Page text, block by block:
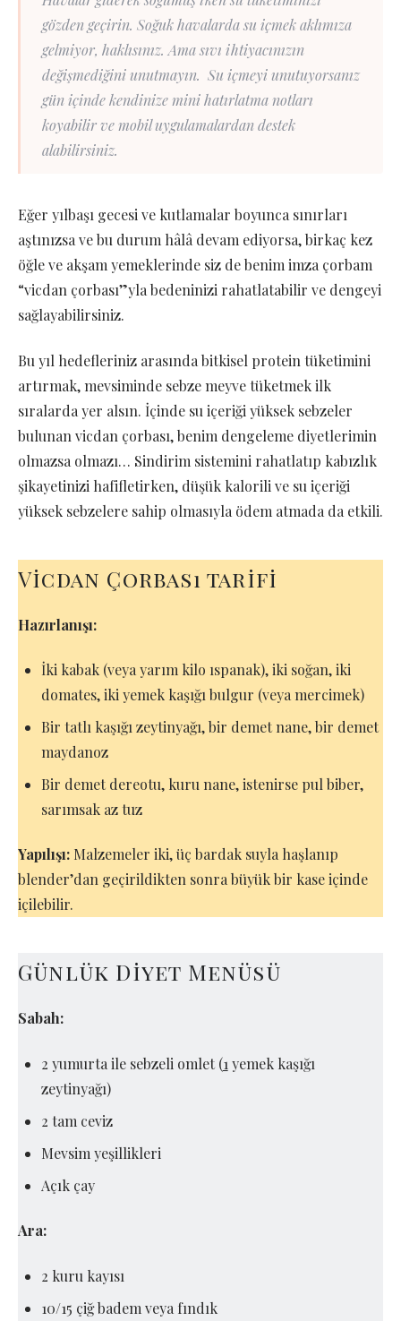
gözden geçirin. Soğuk havalarda su içmek aklımıza
gelmiyor, haklısınız. Ama sıvı ihtiyacınızın
değişmediğini unutmayın. Su içmeyi unutuyorsanız
gün içinde kendinize mini hatırlatma notları
koyabilir ve mobil uygulamalardan destek
alabilirsiniz.
Eğer yılbaşı gecesi ve kutlamalar boyunca sınırları
aştınızsa ve bu durum hâlâ devam ediyorsa, birkaç kez
öğle ve akşam yemeklerinde siz de benim imza çorbam
“vicdan çorbası”yla bedeninizi rahatlatabilir ve dengeyi
sağlayabilirsiniz.
Bu yıl hedefleriniz arasında bitkisel protein tüketimini
artırmak, mevsiminde sebze meyve tüketmek ilk
sıralarda yer alsın. İçinde su içeriği yüksek sebzeler
bulunan vicdan çorbası, benim dengeleme diyetlerimin
olmazsa olmazı… Sindirim sistemini rahatlatıp kabızlık
şikayetinizi hafifletirken, düşük kalorili ve su içeriği
yüksek sebzelere sahip olmasıyla ödem atmada da etkili.
Vicdan Çorbası tarifi
Hazırlanışı:
İki kabak (veya yarım kilo ıspanak), iki soğan, iki
domates, iki yemek kaşığı bulgur (veya mercimek)
Bir tatlı kaşığı zeytinyağı, bir demet nane, bir demet
maydanoz
Bir demet dereotu, kuru nane, istenirse pul biber,
sarımsak az tuz
Yapılışı: Malzemeler iki, üç bardak suyla haşlanıp
blender’dan geçirildikten sonra büyük bir kase içinde
içilebilir.
Günlük Diyet Menüsü
Sabah:
2 yumurta ile sebzeli omlet (1 yemek kaşığı
zeytinyağı)
2 tam ceviz
Mevsim yeşillikleri
Açık çay
Ara:
2 kuru kayısı
10/15 çiğ badem veya fındık